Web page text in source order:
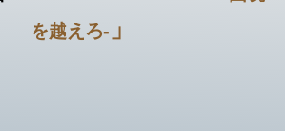
を越えろ- 」